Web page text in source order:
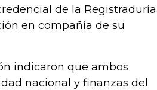
de la Registraduría
en compañía de su
indicaron que ambos
nacional y finanzas del